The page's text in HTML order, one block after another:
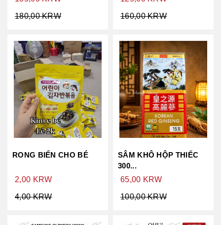
180,00 KRW 160,00 KRW
RONG BIỂN CHO BÉ
2,00 KRW
4,00 KRW
SÂM KHÔ HỘP THIẾC
300...
65,00 KRW
100,00 KRW